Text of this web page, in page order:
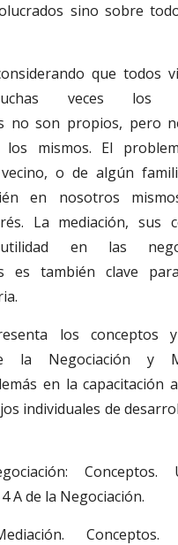
sino sobre
que todos
veces los
no son propios, pero
los mismos. El
o de algún
en nosotros
La mediación, sus
en las
es también clave
los conceptos
la Negociación y
en la capacitación
individuales de
Conceptos.
A de la Negociación.
Conceptos.